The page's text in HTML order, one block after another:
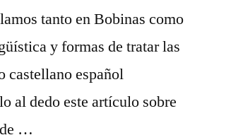
tanto en Bobinas como
y formas de tratar las
castellano español
al dedo este artículo sobre
de …